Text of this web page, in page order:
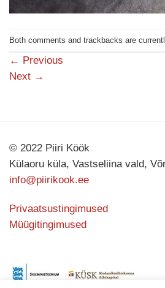
Both comments and trackbacks are
← Previous
Next →
© 2022 Piiri Köök
Külaoru küla, Vastseliina vald,
info@piirikook.ee
Privaatsustingimused
Müügitingimused